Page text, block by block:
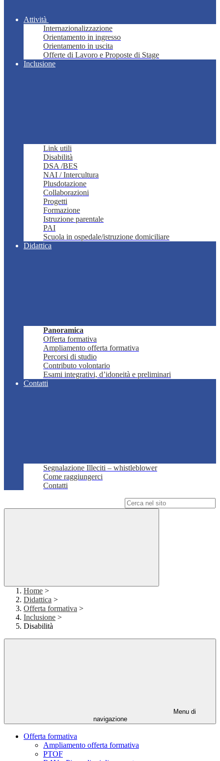
Attività
Internazionalizzazione
Orientamento in ingresso
Orientamento in uscita
Offerte di Lavoro e Proposte di Stage
Inclusione
Link utili
Disabilità
DSA /BES
NAI / Intercultura
Plusdotazione
Collaborazioni
Progetti
Formazione
Istruzione parentale
PAI
Scuola in ospedale/istruzione domiciliare
Didattica
Panoramica
Offerta formativa
Ampliamento offerta formativa
Percorsi di studio
Contributo volontario
Esami integrativi, d’idoneità e preliminari
Contatti
Segnalazione Illeciti – whistleblower
Come raggiungerci
Contatti
Home >
Didattica >
Offerta formativa >
Inclusione >
Disabilità
Menu di
navigazione
Offerta formativa
Ampliamento offerta formativa
PTOF